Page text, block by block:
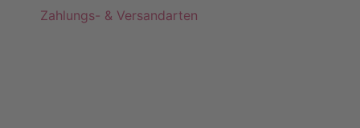
Zahlungs- & Versandarten